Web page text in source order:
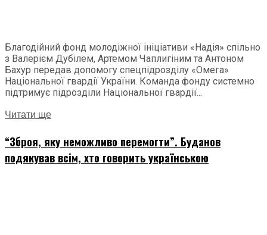
Благодійний фонд молодіжної ініціативи «Надія» спільно
з Валерієм Дубілем, Артемом Чаплигіним та Антоном
Бахур передав допомогу спецпідрозділу «Омега»
Національної гвардії України. Команда фонду системно
підтримує підрозділи Національної гвардії...
Читати ще
“Зброя, яку неможливо перемогти”. Буданов
подякував всім, хто говорить українською